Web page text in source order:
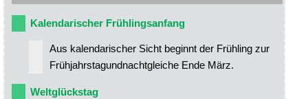
Kalendarischer Frühlingsanfang
Aus kalendarischer Sicht beginnt der Frühling zur
Frühjahrstagundnachtgleiche Ende März.
Weltglückstag